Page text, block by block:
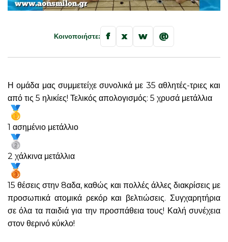
Κοινοποιήστε: f x w @
Η ομάδα μας συμμετείχε συνολικά με 35 αθλητές-τριες και
από τις 5 ηλικίες! Τελικός απολογισμός: 5 χρυσά μετάλλια
1 ασημένιο μετάλλιο
2 χάλκινα μετάλλια
15 θέσεις στην 8αδα, καθώς και πολλές άλλες διακρίσεις με
προσωπικά ατομικά ρεκόρ και βελτιώσεις. Συγχαρητήρια
σε όλα τα παιδιά για την προσπάθεια τους! Καλή συνέχεια
στον θερινό κύκλο!